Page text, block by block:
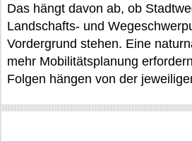
Das hängt davon ab, ob
Landschafts- und
Vordergrund stehen. Eine
mehr Mobilitätsplanung
Folgen hängen von der